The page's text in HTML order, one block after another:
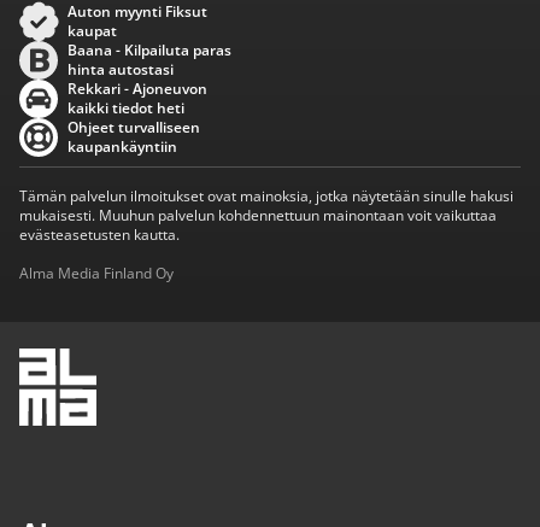
Auton myynti Fiksut
kaupat
Baana - Kilpailuta paras
hinta autostasi
Rekkari - Ajoneuvon
kaikki tiedot heti
Ohjeet turvalliseen
kaupankäyntiin
Tämän palvelun ilmoitukset ovat mainoksia, jotka näytetään sinulle hakusi
mukaisesti. Muuhun palvelun kohdennettuun mainontaan voit vaikuttaa
evästeasetusten kautta.
Alma Media Finland Oy